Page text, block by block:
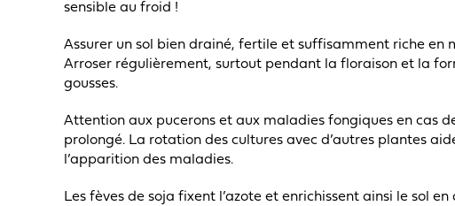
sensible au froid !
Assurer un sol bien drainé, fertile et suffisamment riche en
Arroser régulièrement, surtout pendant la floraison et la
gousses.
Attention aux pucerons et aux maladies fongiques en cas
prolongé. La rotation des cultures avec d’autres plantes
l’apparition des maladies.
Les fèves de soja fixent l’azote et enrichissent ainsi le sol en